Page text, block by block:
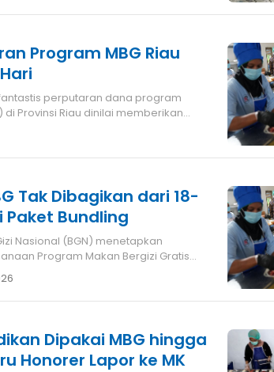
Program MBG Riau
di Provinsi Riau dinilai memberikan
Tak Dibagikan dari 18-
Paket Bundling
Program Makan Bergizi Gratis
Dipakai MBG hingga
Honorer Lapor ke MK